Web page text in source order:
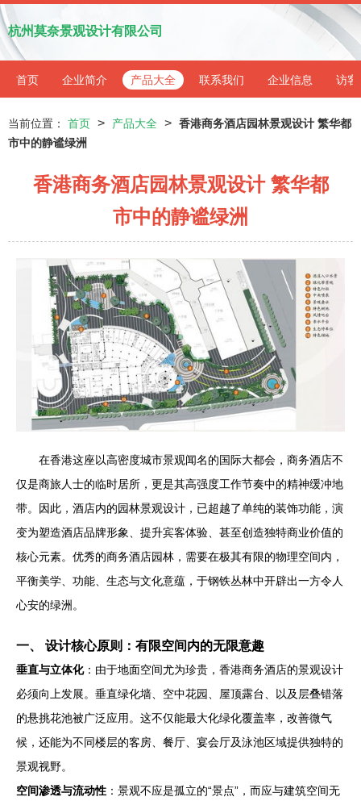
杭州莫奈景观设计有限公司
首页 企业简介 产品大全 联系我们 企业信息 访客
当前位置： 首页 > 产品大全 > 香港商务酒店园林景观设计 繁华都
市中的静谧绿洲
香港商务酒店园林景观设计 繁华都
市中的静谧绿洲
在香港这座以高密度城市景观闻名的国际大都会，商务酒店不
仅是商旅人士的临时居所，更是其高强度工作节奏中的精神缓冲地
带。因此，酒店内的园林景观设计，已超越了单纯的装饰功能，演
变为塑造酒店品牌形象、提升宾客体验、甚至创造独特商业价值的
核心元素。优秀的商务酒店园林，需要在极其有限的物理空间内，
平衡美学、功能、生态与文化意蕴，于钢铁丛林中开辟出一方令人
心安的绿洲。
一、 设计核心原则：有限空间内的无限意趣
垂直与立体化：由于地面空间尤为珍贵，香港商务酒店的景观设计
必须向上发展。垂直绿化墙、空中花园、屋顶露台、以及层叠错落
的悬挑花池被广泛应用。这不仅能最大化绿化覆盖率，改善微气
候，还能为不同楼层的客房、餐厅、宴会厅及泳池区域提供独特的
景观视野。
空间渗透与流动性 ：景观不应是孤立的“景点”，而应与建筑空间无